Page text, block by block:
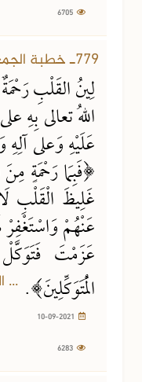
779ـ خطبة الجمعة: إن لم تَرحموا فلن تُرحموا
لِينُ القَلْبِ
اللهُ تعالى بِهِ
عَلَيْهِ وَعلى
﴿فَبِمَا رَحْمَةٍ
غَلِيظَ
عَنْهُمْ وَاسْتَغْفِرْ
عَزَمْتَ
الْمُتَوَكِّلِينَ﴾. ...